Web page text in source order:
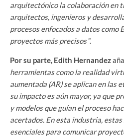
arquitectónico la colaboración en
arquitectos, ingenieros y
procesos enfocados a datos como
proyectos más precisos”.
Por su parte, Edith Hernandez
herramientas como la realidad
aumentada (AR) se aplican en las
su impacto es aún mayor, ya que
y modelos que guían el proceso
acertados. En esta industria,
esenciales para comunicar